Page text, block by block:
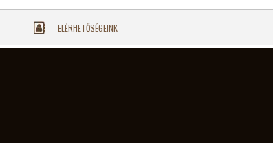
ELÉRHETŐSÉGEINK